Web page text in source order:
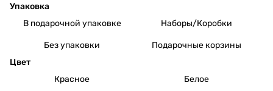
Упаковка
В подарочной упаковке
Наборы/Коробки
Без упаковки
Подарочные корзины
Цвет
Красное
Белое